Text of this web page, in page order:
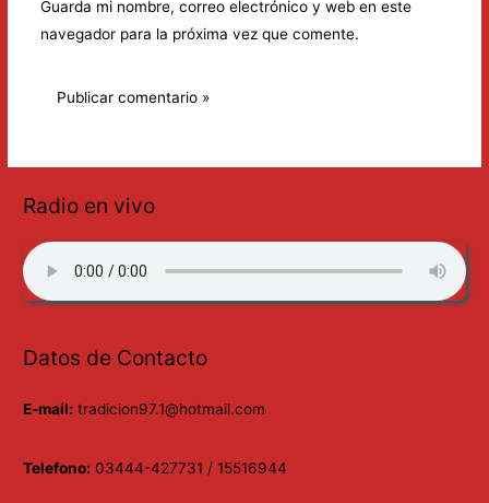
Guarda mi nombre, correo electrónico y web en este
navegador para la próxima vez que comente.
Radio en vivo
Datos de Contacto
E-mail: tradicion97.1@hotmail.com
Telefono: 03444-427731 / 15516944